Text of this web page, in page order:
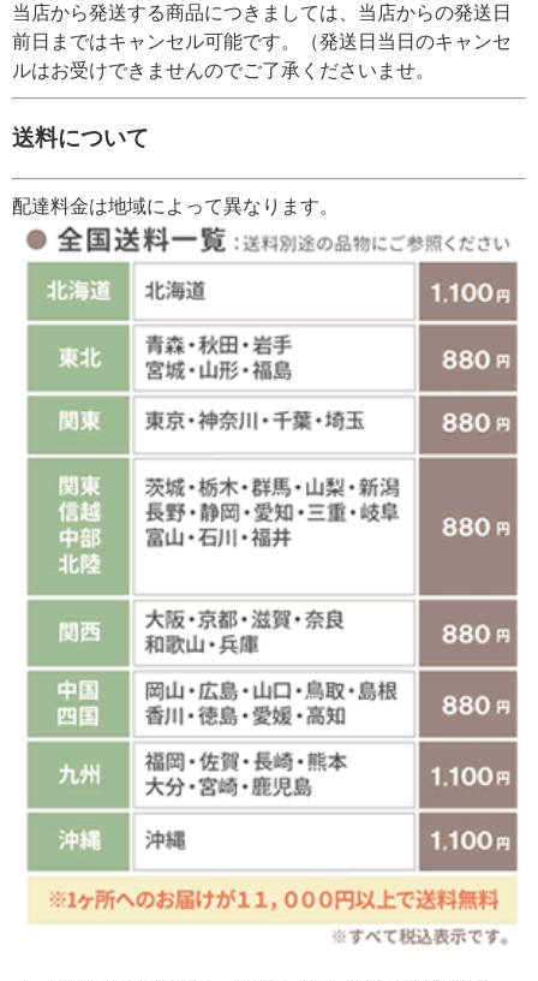
当店から発送する商品につきましては、当店からの発送日
前日まではキャンセル可能です。（発送日当日のキャンセ
ルはお受けできませんのでご了承くださいませ。
送料について
配達料金は地域によって異なります。